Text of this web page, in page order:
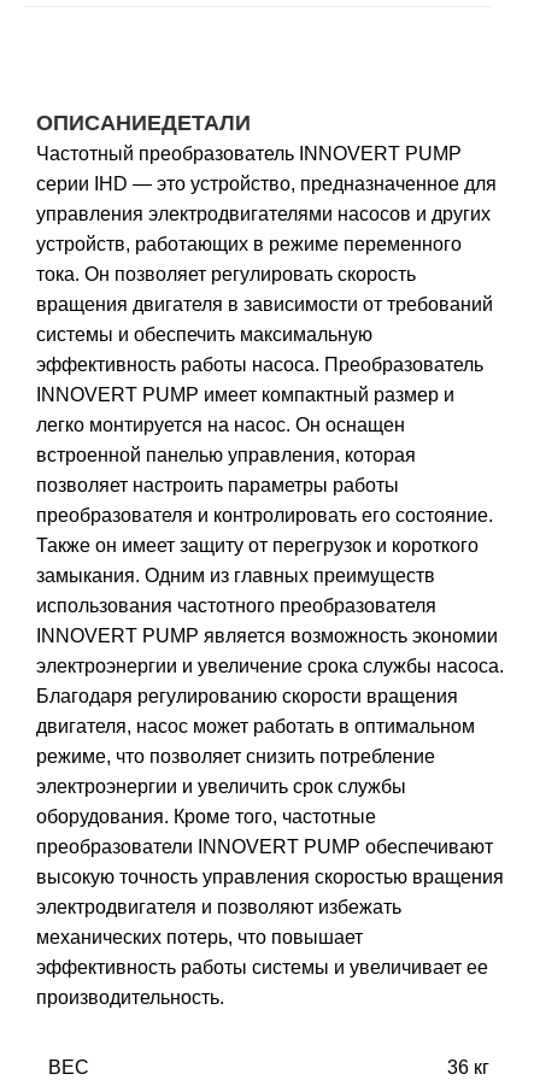
ОПИСАНИЕДЕТАЛИ
Частотный преобразователь INNOVERT PUMP
серии IHD — это устройство, предназначенное для
управления электродвигателями насосов и других
устройств, работающих в режиме переменного
тока. Он позволяет регулировать скорость
вращения двигателя в зависимости от требований
системы и обеспечить максимальную
эффективность работы насоса. Преобразователь
INNOVERT PUMP имеет компактный размер и
легко монтируется на насос. Он оснащен
встроенной панелью управления, которая
позволяет настроить параметры работы
преобразователя и контролировать его состояние.
Также он имеет защиту от перегрузок и короткого
замыкания. Одним из главных преимуществ
использования частотного преобразователя
INNOVERT PUMP является возможность экономии
электроэнергии и увеличение срока службы насоса.
Благодаря регулированию скорости вращения
двигателя, насос может работать в оптимальном
режиме, что позволяет снизить потребление
электроэнергии и увеличить срок службы
оборудования. Кроме того, частотные
преобразователи INNOVERT PUMP обеспечивают
высокую точность управления скоростью вращения
электродвигателя и позволяют избежать
механических потерь, что повышает
эффективность работы системы и увеличивает ее
производительность.
ВЕС 36 кг